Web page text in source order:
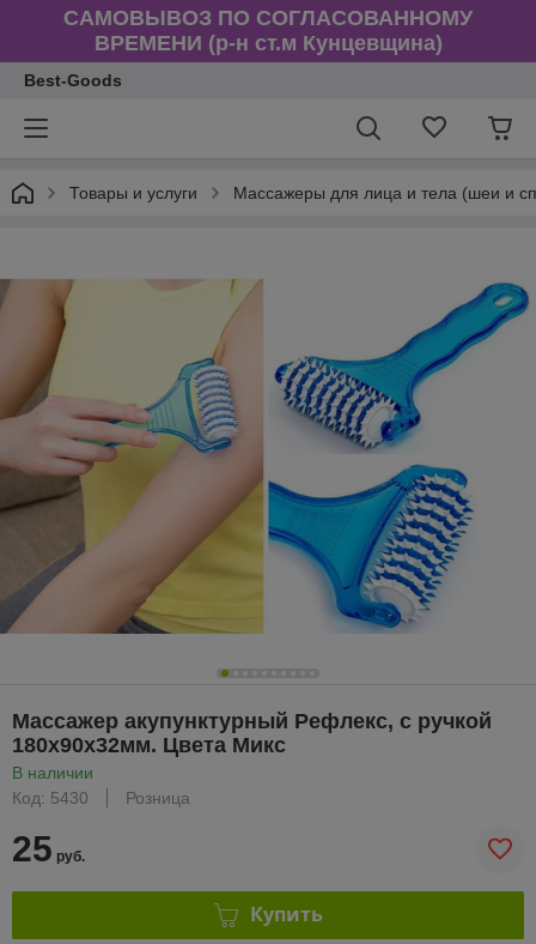
САМОВЫВОЗ ПО СОГЛАСОВАННОМУ
ВРЕМЕНИ (р-н ст.м Кунцевщина)
Best-Goods
Товары и услуги Массажеры для лица и тела (шеи и
Массажер акупунктурный Рефлекс, с ручкой
180х90х32мм. Цвета Микс
В наличии
Код: 5430
Розница
25 руб.
Купить